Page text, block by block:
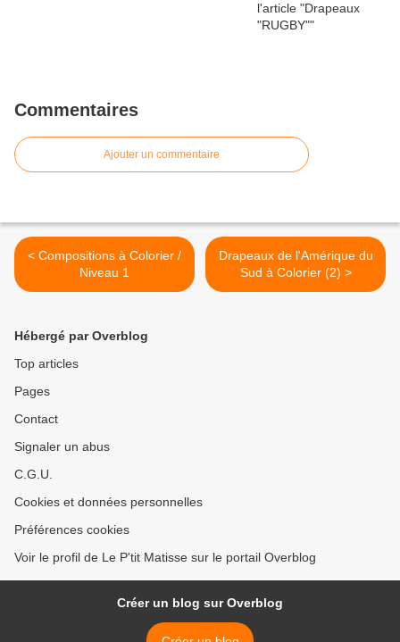
Commentaires
Ajouter un commentaire
< Compositions à Colorier /
Niveau 1
Drapeaux de l'Amérique du
Sud à Colorier (2) >
Hébergé par Overblog
Top articles
Pages
Contact
Signaler un abus
C.G.U.
Cookies et données personnelles
Préférences cookies
Voir le profil de Le P'tit Matisse sur le portail Overblog
Créer un blog sur Overblog